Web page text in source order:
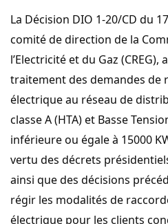
La Décision DIO 1-20/CD du
comité de direction de la
l’Electricité et du Gaz
traitement des demandes de
électrique au réseau de
classe A (HTA) et Basse
inférieure ou égale à 15000
vertu des décrets
ainsi que des décisions
régir les modalités de
électrique pour les clients